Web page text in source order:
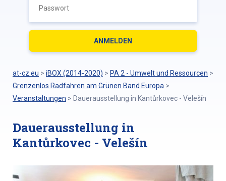
at-cz.eu > iBOX (2014-2020) > PA 2 - Umwelt und Ressourcen >
Grenzenlos Radfahren am Grünen Band Europa >
Veranstaltungen > Dauerausstellung in Kantůrkovec - Velešín
Dauerausstellung in
Kantůrkovec - Velešín